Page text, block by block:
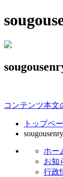
コンテンツ本文
トップペ
ホー
お知
行政